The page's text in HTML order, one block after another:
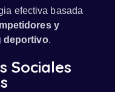
efectiva basada
y
deportivo.
Sociales